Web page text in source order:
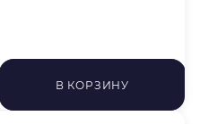
В КОРЗИНУ